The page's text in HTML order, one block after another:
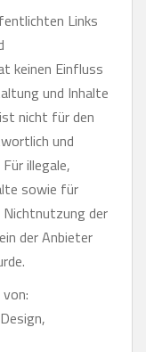
Links
keinen Einfluss
und Inhalte
nicht für den
und
illegale,
sowie für
Nichtnutzung der
der Anbieter